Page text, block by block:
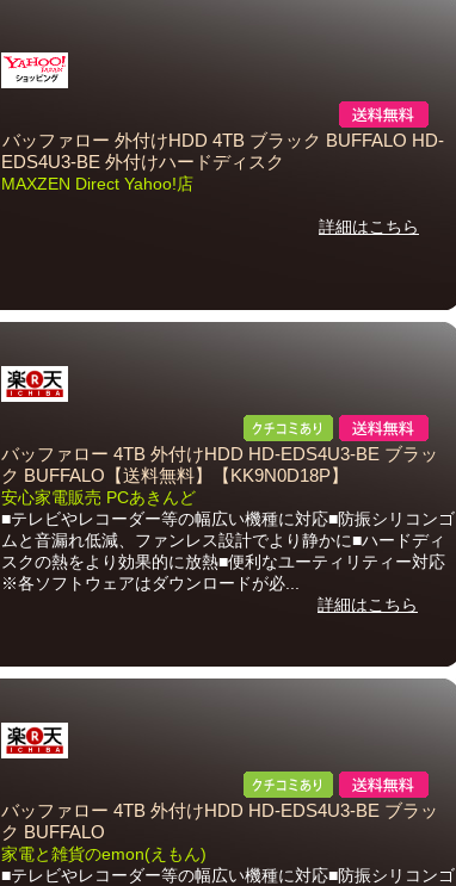
バッファロー 外付けHDD 4TB ブラック BUFFALO HD-
EDS4U3-BE 外付けハードディスク
MAXZEN Direct Yahoo!店
詳細はこちら
バッファロー 4TB 外付けHDD HD-EDS4U3-BE ブラッ
ク BUFFALO【送料無料】【KK9N0D18P】
安心家電販売 PCあきんど
■テレビやレコーダー等の幅広い機種に対応■防振シリコンゴ
ムと音漏れ低減、ファンレス設計でより静かに■ハードディ
スクの熱をより効果的に放熱■便利なユーティリティー対応
※各ソフトウェアはダウンロードが必...
詳細はこちら
バッファロー 4TB 外付けHDD HD-EDS4U3-BE ブラッ
ク BUFFALO
家電と雑貨のemon(えもん)
■テレビやレコーダー等の幅広い機種に対応■防振シリコンゴ